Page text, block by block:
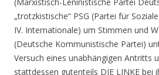
(Marxistisch-Leninistische Partei
„trotzkistische“ PSG (Partei für
IV. Internationale) um Stimmen und
(Deutsche Kommunistische Partei)
Versuch eines unabhängigen Antritts
stattdessen gutenteils DIE LINKE bei